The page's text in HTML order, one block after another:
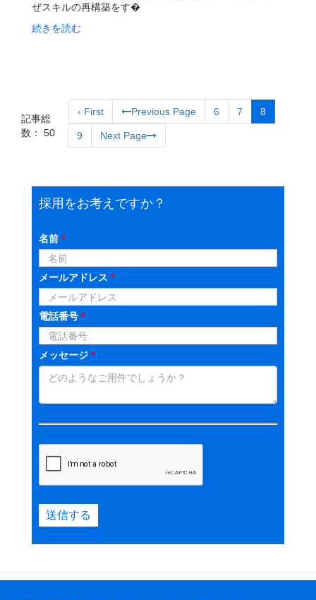
ぜスキルの再構築をす�
続きを読む
記事総
数： 50
‹ First Previous Page 6 7 8
9 Next Page
採用をお考えですか？
名前 *
メールアドレス *
電話番号 *
メッセージ *
送信する